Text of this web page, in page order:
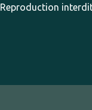
Reproduction